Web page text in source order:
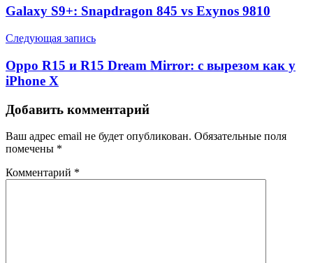
Galaxy S9+: Snapdragon 845 vs Exynos 9810
Следующая запись
Oppo R15 и R15 Dream Mirror: с вырезом как у
iPhone X
Добавить комментарий
Ваш адрес email не будет опубликован. Обязательные поля
помечены *
Комментарий *